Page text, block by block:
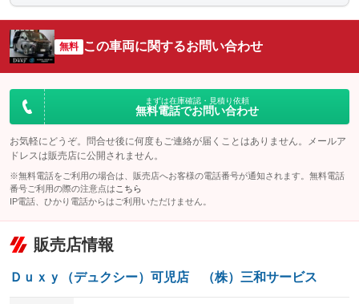
：装備あり ：装備あり
サイドカメラ
：装備あり ルーフレール
：装備なし
：装備なし
：装備なし
無料 この車両に関するお問い合わせ
まずは在庫確認・見積り依頼
無料電話でお問い合わせ
お気軽にどうぞ。問合せ後に何度もご連絡が届くことはありません。メールア
ドレスは販売店に公開されません。
※無料電話をご利用の場合は、販売店へお客様の電話番号が通知されます。無料電話
番号ご利用の際の注意点は こちら
IP電話、ひかり電話からはご利用いただけません。
販売店情報
Ｄｕｘｙ（デュクシー）可児店 （株）三和サービス